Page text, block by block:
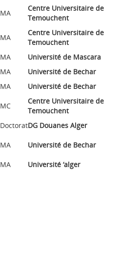
MA
Centre Universitaire de
Temouchent
MA
Centre Universitaire de
Temouchent
MA
Université de Mascara
MA
Université de Bechar
MA Université de Bechar
MC
Centre Universitaire de
Temouchent
DoctoratDG Douanes Alger
MA Université de Bechar
MA Université ‘alger